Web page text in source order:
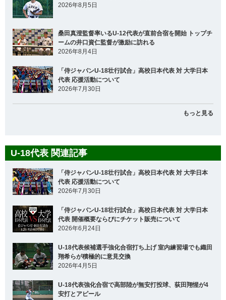
2026年8月5日
桑田真澄監督率いるU-12代表が直前合宿を開始 トップチ
ームの井口資仁監督が激励に訪れる
2026年8月4日
「侍ジャパンU-18壮行試合」高校日本代表 対 大学日本
代表 応援活動について
2026年7月30日
もっと見る
U-18代表 関連記事
「侍ジャパンU-18壮行試合」高校日本代表 対 大学日本
代表 応援活動について
2026年7月30日
「侍ジャパンU-18壮行試合」高校日本代表 対 大学日本
代表 開催概要ならびにチケット販売について
2026年6月24日
U-18代表候補選手強化合宿打ち上げ 室内練習場でも織田
翔希らが積極的に意見交換
2026年4月5日
U-18代表強化合宿で高部陸が無安打投球、荻田翔惺が4
安打とアピール